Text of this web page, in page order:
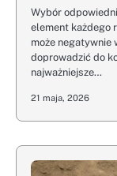
Wybór
element każdego
może negatywnie
doprowadzić do
najważniejsze…
21 maja, 2026